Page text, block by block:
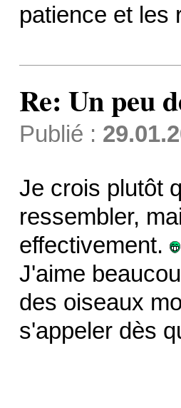
patience et les
Re: Un peu
Publié :
Je crois plutôt
ressembler,
effectivement.
J'aime
des oiseaux
s'appeler dès